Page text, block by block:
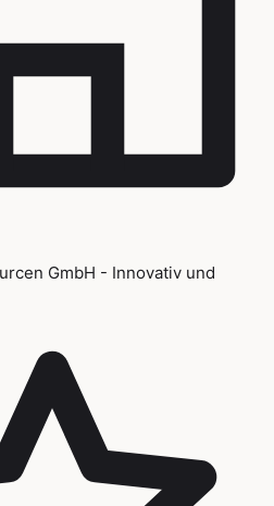
GmbH - Innovativ und